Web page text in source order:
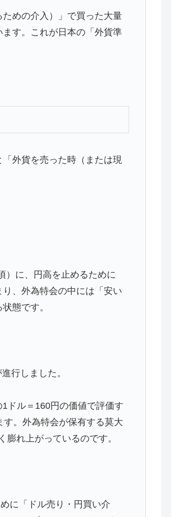
めの介入）」で買った大量
す。 これが日本の「外貨準
外貨を売った時（または現
）に、円高を止めるために
り、外為特会の中には「安い
態です。
行しました。
ドル＝160円の価値で評価す
。 外為特会が保有する莫大
れ上がっているのです。
に「ドル売り・円買い介